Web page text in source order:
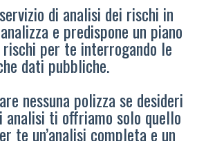
di analisi dei rischi in
e predispone un piano
per te interrogando le
dati pubbliche.
nessuna polizza se desideri
analisi ti offriamo solo quello
te un’analisi completa e un